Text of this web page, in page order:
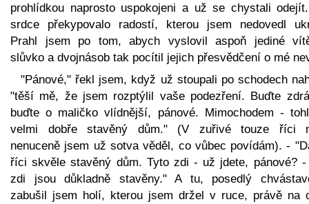
prohlídkou naprosto uspokojeni a už se chystali
srdce překypovalo radostí, kterou jsem nedovedl
Prahl jsem po tom, abych vyslovil aspoň jediné
slůvko a dvojnásob tak pocítil jejich přesvědčení o mé
"Pánové," řekl jsem, když už stoupali po schodech
"těší mě, že jsem rozptýlil vaše podezření. Buďte
buďte o maličko vlídnější, pánové. Mimochodem -
velmi dobře stavěný dům." (V zuřivé touze říci
nenuceně jsem už sotva věděl, co vůbec povídám). -
říci skvěle stavěný dům. Tyto zdi - už jdete, pánové?
zdi jsou důkladně stavěny." A tu, posedlý
zabušil jsem holí, kterou jsem držel v ruce, právě na